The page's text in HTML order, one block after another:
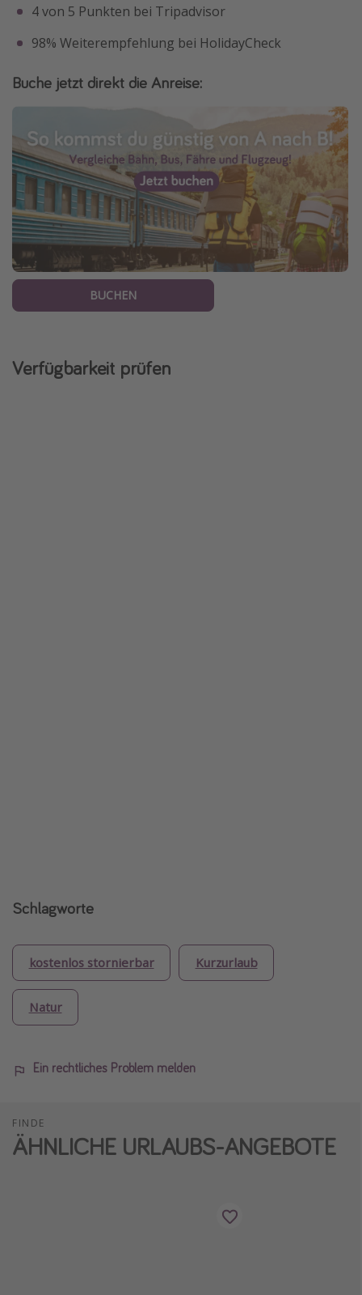
4 von 5 Punkten bei Tripadvisor
98% Weiterempfehlung bei HolidayCheck
Buche jetzt direkt die Anreise:
BUCHEN
Verfügbarkeit prüfen
Schlagworte
kostenlos stornierbar Kurzurlaub
Natur
Ein rechtliches Problem melden
FINDE
ÄHNLICHE URLAUBS-ANGEBOTE